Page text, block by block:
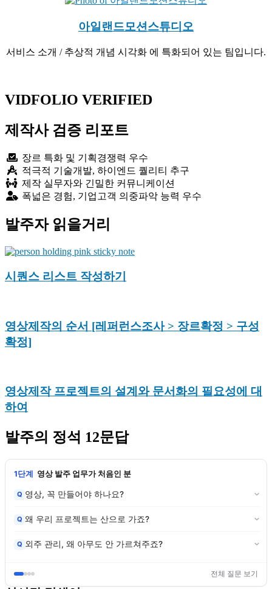
아일랜드모션스튜디오
서비스 소개 / 추상적 개념 시각화 에 특화되어 있는 팀입니다.
VIDFOLIO VERIFIED
제작사 검증 리포트
장르 특화 및 기획경쟁력 우수
적극적 기술개발, 하이엔드 퀄리티 추구
제작 실무자와 긴밀한 커뮤니케이션
폭넓은 경험, 기업고객 의중파악 능력 우수
발주자 읽을거리
시퀀스 리스트 작성하기
영상제작의 순서 [레퍼런스조사 > 장르확정 > 구성
확정]
영상제작 프로젝트의 설계와 문서화의 필요성에 대
하여
발주의 정석 12문답
1단계 영상 발주 업무가 처음인 분
Q 영상, 꼭 만들어야 하나요?
Q 왜 우리 프로젝트는 산으로 가죠?
Q 외주 관리, 왜 아무도 안 가르쳐주죠?
전체 질문 보기